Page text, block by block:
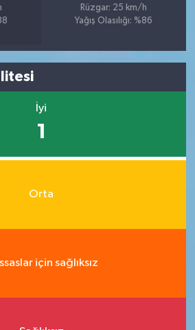
Rüzgar: 25 km/h
Yağış Olasılığı: %86
İyi
1
Orta
için sağlıksız